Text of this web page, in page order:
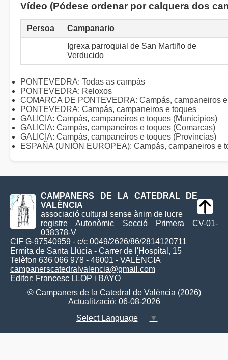
Vídeo (Pódese ordenar por calquera dos
Persoa Campanario
Igrexa parroquial de San Martiño de
Verducido
PONTEVEDRA: Todas as campás
PONTEVEDRA: Reloxos
COMARCA DE PONTEVEDRA: Campás, campaneiros
PONTEVEDRA: Campás, campaneiros e toques
GALICIA: Campás, campaneiros e toques (Municipios)
GALICIA: Campás, campaneiros e toques (Comarcas)
GALICIA: Campás, campaneiros e toques (Provincias)
ESPAÑA (UNIÓN EUROPEA): Campás, campaneiros e
CAMPANERS DE LA CATEDRAL DE
VALÈNCIA
associació cultural sense ànim de lucre
registre Autonòmic Secció Primera CV-01-
038378-V
CIF G-97540959 - c/c 0049/2626/86/2814120711
Ermita de Santa Llúcia - Carrer de l'Hospital, 15
Telèfon 636 066 978 - 46001 - VALÈNCIA
campanerscatedralvalencia@gmail.com
Editor: Francesc LLOP i BAYO
© Campaners de la Catedral de València (2026)
Actualització: 06-08-2026
Select Language
▼